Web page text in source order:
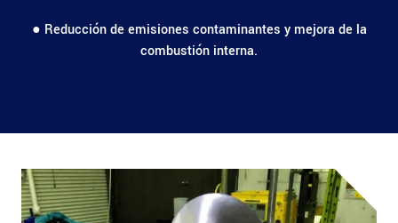
● Reducción de emisiones contaminantes y mejora de la
combustión interna.